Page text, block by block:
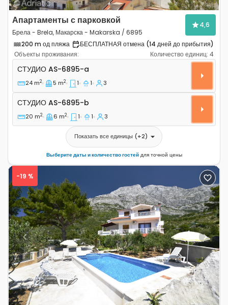
Апартаменты с парковкой
Брела - Brela, Макарска - Makarska / 6895
4,6
200 m од пляжа
БЕСПЛАТНАЯ отмена (14 дней до прибытия)
Объекты проживания:
Количество единиц: 4
Студио-апартаменты Брела - Brela, Макарска -
СТУДИО AS-6895-a
24 m2 5 m2 1 1 3
Студио AS-6895-b
СТУДИО AS-6895-b
20 m2 6 m2 1 1 3
Показать все единицы (+2)
Выберите даты и количество гостейдля точной цены
Previous Next
-19 %